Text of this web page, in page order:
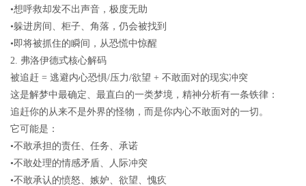
•想呼救却发不出声音，极度无助
•躲进房间、柜子、角落，仍会被找到
•即将被抓住的瞬间，从恐慌中惊醒
2. 弗洛伊德式核心解码
被追赶 = 逃避内心恐惧/压力/欲望 + 不敢面对的现实冲突
这是解梦中最确定、最直白 的一类梦境，精神分析有一条铁律：
追赶你的从来不是外界的怪物，而是你内心不敢面对的一切。
它可能是：
•不敢承担的责任、任务、承诺
•不敢处理的情感矛盾、人际冲突
•不敢承认的愤怒、嫉妒、欲望、愧疚